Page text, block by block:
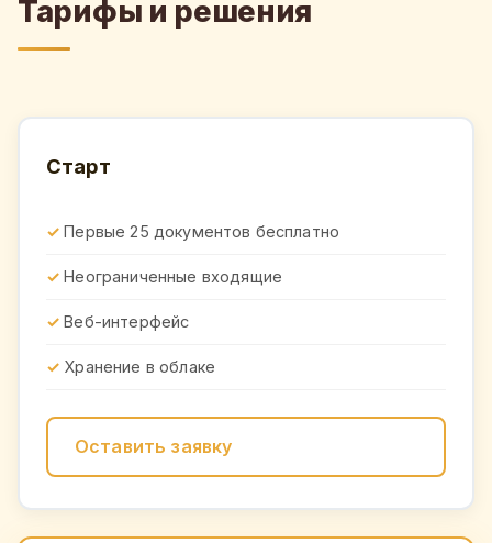
Тарифы и решения
Старт
Первые 25 документов бесплатно
Неограниченные входящие
Веб-интерфейс
Хранение в облаке
Оставить заявку